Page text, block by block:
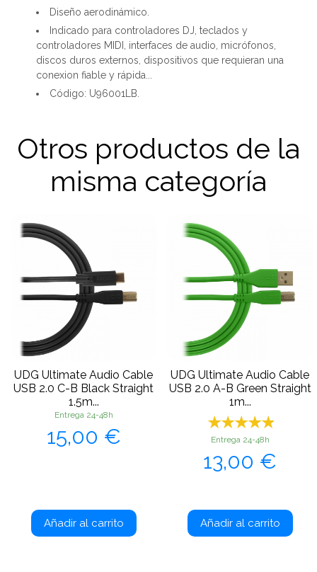
Diseño aerodinámico.
Indicado para controladores DJ, teclados y
controladores MIDI, interfaces de audio, micrófonos,
discos duros externos, dispositivos que requieran una
conexion fiable y rápida...
Código: U96001LB.
Otros productos de la
misma categoría
UDG Ultimate Audio Cable
USB 2.0 C-B Black Straight
1.5m...
Entrega 24-48h
Precio
15,00 €
Añadir al carrito
UDG Ultimate Audio Cable
USB 2.0 A-B Green Straight
1m...
Entrega 24-48h
Precio
13,00 €
Añadir al carrito